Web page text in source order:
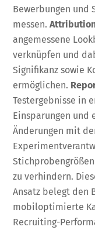
Bewerbungen und
messen.
angemessene
verknüpfen und
Signifikanz sowie
ermöglichen.
Testergebnisse in
Einsparungen und
Änderungen mit
zu verhindern.
Ansatz belegt den
mobiloptimierte
Recruiting-